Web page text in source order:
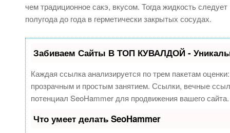
чем традиционное сакэ, вкусом. Тогда жидкость
полугода до года в герметически закрытых сосудах.
Забиваем Сайты В ТОП КУВАЛДОЙ -
Каждая ссылка анализируется по трем пакетам
прозрачным и простым занятием. Ссылки, вечные
потенциал SeoHammer для продвижения вашего сайта.
Что умеет делать SeoHammer